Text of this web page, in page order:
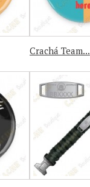
Crachá Team...